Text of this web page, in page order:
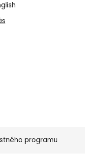
programu